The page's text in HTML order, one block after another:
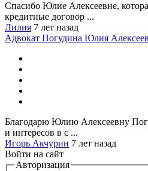
Спасибо Юлие Алексеевне,
кредитные договор ...
Лилия 7 лет назад
Адвокат Погудина Юлия
Благодарю Юлию Алексеевну
и интересов в с ...
Игорь Акчурин 7 лет назад
Войти на сайт
Авторизация